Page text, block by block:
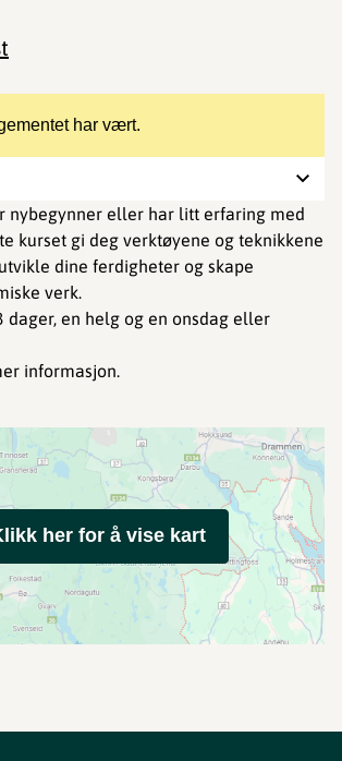
har vært.
nybegynner eller har litt erfaring med
kurset gi deg verktøyene og teknikkene
dine ferdigheter og skape
verk.
dager, en helg og en onsdag eller
informasjon.
her for å vise kart